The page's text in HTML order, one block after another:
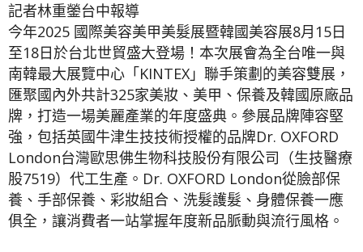
記者林重鎣台中報導
今年2025 國際美容美甲美髮展暨韓國美容展8月15日
至18日於台北世貿盛大登場！本次展會為全台唯一與
南韓最大展覽中心「KINTEX」聯手策劃的美容雙展，
匯聚國內外共計325家美妝、美甲、保養及韓國原廠品
牌，打造一場美麗產業的年度盛典。參展品牌陣容堅
強，包括英國牛津生技技術授權的品牌Dr. OXFORD
London台灣歐思佛生物科技股份有限公司（生技醫療
股7519）代工生產。Dr. OXFORD London從臉部保
養、手部保養、彩妝組合、洗髮護髮、身體保養一應
俱全，讓消費者一站掌握年度新品脈動與流行風格。